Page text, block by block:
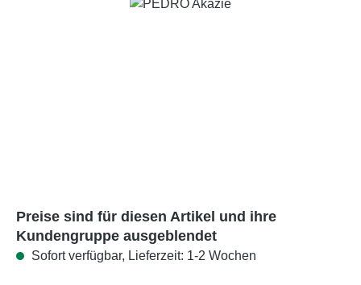
Bildergalerie überspringen
Preise sind für diesen Artikel und ihre
Kundengruppe ausgeblendet
Sofort verfügbar, Lieferzeit: 1-2 Wochen